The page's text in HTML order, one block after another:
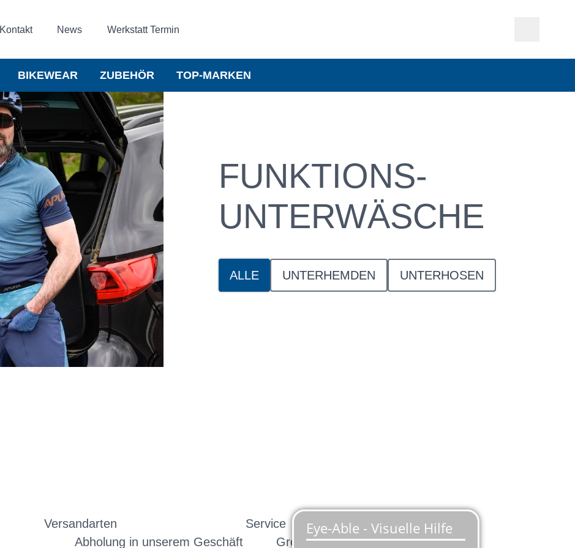
Kontakt News Werkstatt Termin
BIKEWEAR ZUBEHÖR TOP-MARKEN
FUNKTIONS-
UNTERWÄSCHE
ALLE UNTERHEMDEN UNTERHOSEN
Versandarten
Abholung in unserem Geschäft
Service
Große Auswahl aus Top-Marken